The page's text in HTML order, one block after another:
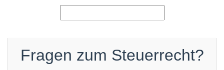
Fragen zum Steuerrecht?